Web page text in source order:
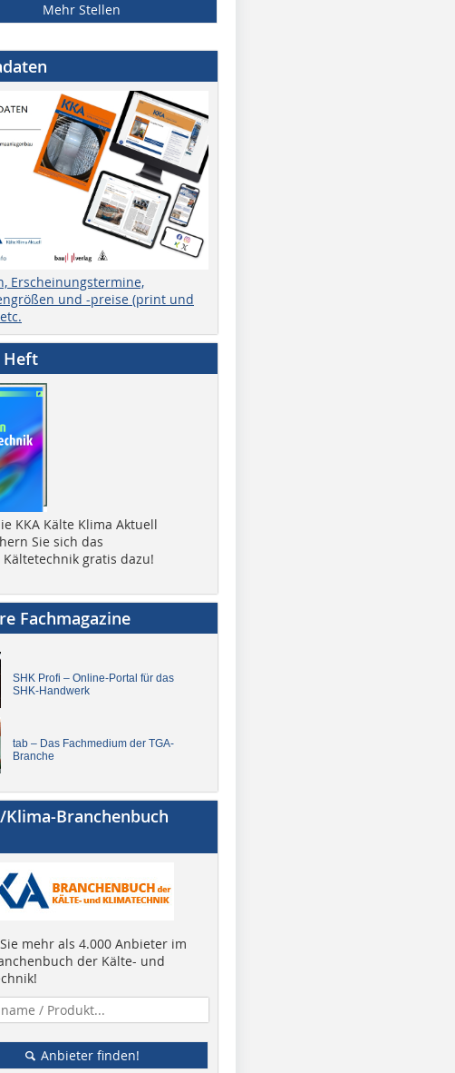
Mehr Stellen
Erscheinungstermine,
und -preise (print und
Heft
KKA Kälte Klima Aktuell
Sie sich das
Kältetechnik gratis dazu!
Fachmagazine
SHK Profi – Online-Portal für das
SHK-Handwerk
tab – Das Fachmedium der TGA-
Branche
Klima-Branchenbuch
mehr als 4.000 Anbieter im
der Kälte- und
Anbieter finden!